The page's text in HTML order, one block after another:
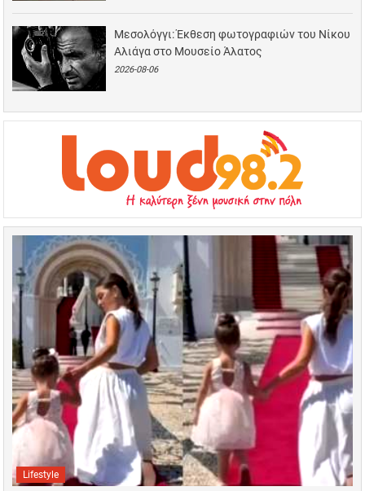
Μεσολόγγι: Έκθεση φωτογραφιών του Νίκου
Αλιάγα στο Μουσείο Άλατος
2026-08-06
Lifestyle